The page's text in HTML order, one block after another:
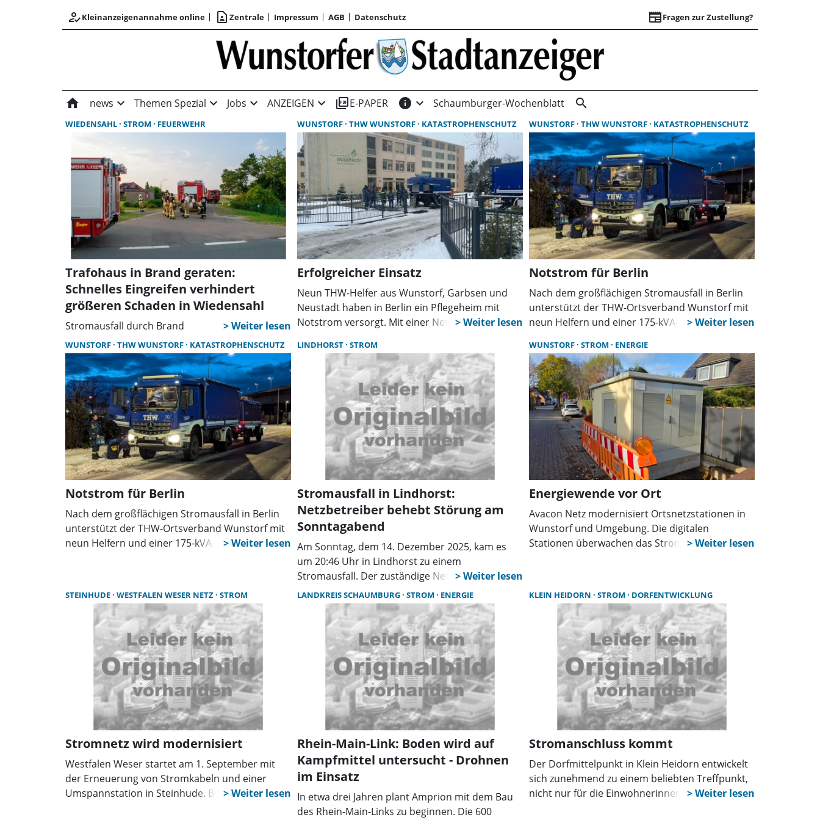
how_to_regKleinanzeigenannahme online contact_page Zentrale Impressum AGB Datenschutz newspaperFragen zur Zustellung?
Suchergebnisse |
home news expand_more Themen Spezial expand_more Jobs expand_more ANZEIGEN expand_more picture_as_pdfE-PAPER info expand_more Schaumburger-Wochenblatt search
WIEDENSAHL STROM FEUERWEHR
Trafohaus in Brand geraten:
Schnelles Eingreifen verhindert
größeren Schaden in Wiedensahl
Stromausfall durch Brand
WUNSTORF THW WUNSTORF KATASTROPHENSCHUTZ
Erfolgreicher Einsatz
Neun THW-Helfer aus Wunstorf, Garbsen und
Neustadt haben in Berlin ein Pflegeheim mit
Notstrom versorgt. Mit einer Netzersatzanlage
Energieversorgung sicher. Nach über einer
Woche endete der Einsatz mit 1.000 geleisteten
Stunden.
WUNSTORF THW WUNSTORF KATASTROPHENSCHUTZ
Notstrom für Berlin
Nach dem großflächigen Stromausfall in Berlin
unterstützt der THW-Ortsverband Wunstorf mit
neun Helfern und einer 175-kVA-
Steglitz-Zehlendorf. Auch Notrufstellen und
Wärmestuben wurden eingerichtet.
WUNSTORF THW WUNSTORF KATASTROPHENSCHUTZ
Notstrom für Berlin
Nach dem großflächigen Stromausfall in Berlin
unterstützt der THW-Ortsverband Wunstorf mit
neun Helfern und einer 175-kVA-
LINDHORST STROM
Stromausfall in Lindhorst:
Netzbetreiber behebt Störung am
Sonntagabend
Am Sonntag, dem 14. Dezember 2025, kam es
um 20:46 Uhr in Lindhorst zu einem
Stromausfall. Der zuständige Netzbetreiber
konnte die Störung bis etwa 21:30 Uhr beheben.
Die genaue Ursache ist der Redaktion bislang
noch nicht bekannt.
WUNSTORF STROM ENERGIE
Energiewende vor Ort
Avacon Netz modernisiert Ortsnetzstationen in
Wunstorf und Umgebung. Die digitalen
Stationen überwachen das Stromnetz in Echtzeit,
Energiewende.
STEINHUDE WESTFALEN WESER NETZ STROM
Stromnetz wird modernisiert
Westfalen Weser startet am 1. September mit
der Erneuerung von Stromkabeln und einer
Umspannstation in Steinhude. Bis Ende
LANDKREIS SCHAUMBURG STROM ENERGIE
Rhein-Main-Link: Boden wird auf
Kampfmittel untersucht - Drohnen
im Einsatz
In etwa drei Jahren plant Amprion mit dem Bau
des Rhein-Main-Links zu beginnen. Die 600
KLEIN HEIDORN STROM DORFENTWICKLUNG
Stromanschluss kommt
Der Dorfmittelpunkt in Klein Heidorn entwickelt
sich zunehmend zu einem beliebten Treffpunkt,
nicht nur für die Einwohnerinnen und